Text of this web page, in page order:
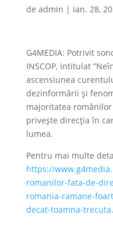
de admin | ian. 28,
G4MEDIA: Potrivit
INSCOP, intitulat
ascensiunea
dezinformării și
majoritatea
privește direcția în
lumea.
Pentru mai multe
https://
romanilor-fata-de-
romania-ramane-
decat-toamna-